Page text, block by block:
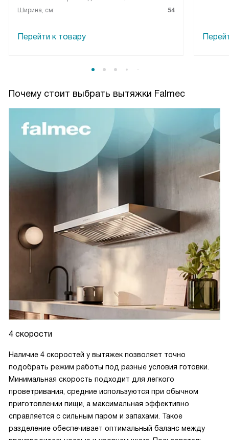
Ширина, см:
54
Перейти к товару
Почему стоит выбрать вытяжки Falmec
4 скорости
Наличие 4 скоростей у вытяжек позволяет точно
подобрать режим работы под разные условия готовки.
Минимальная скорость подходит для легкого
проветривания, средние используются при обычном
приготовлении пищи, а максимальная эффективно
справляется с сильным паром и запахами. Такое
разделение обеспечивает оптимальный баланс между